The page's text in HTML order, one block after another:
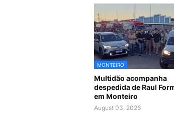
MONTEIRO
Multidão acompanha
despedida de Raul
em Monteiro
August 03, 2026